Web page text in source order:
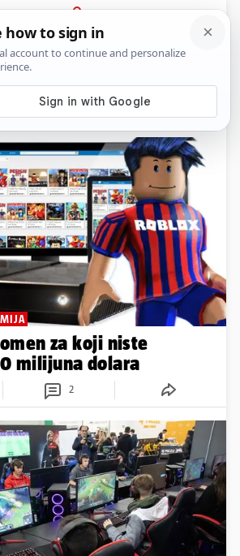
PRIJAVA
Bošnjak/Lvl8.
za koji niste
milijuna dolara
2